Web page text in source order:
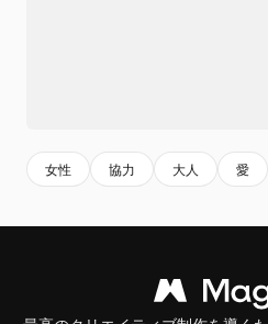
女性 協力 大人 愛